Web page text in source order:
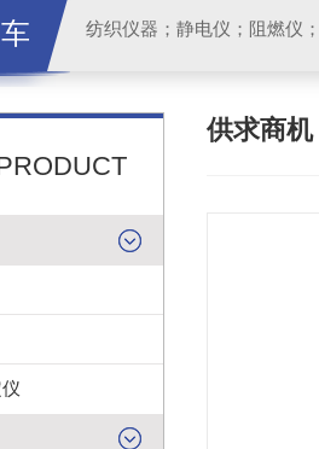
纺织仪器；静电仪；阻燃仪
供求商机